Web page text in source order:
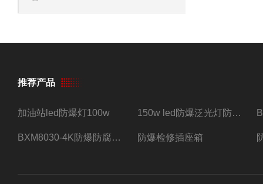
推荐产品
加油站led防爆灯100w 150w led防爆泛光灯防水防尘防爆三防灯
BXM8030-4K防爆防腐照明配电箱四路带总开关 防爆检修插座箱